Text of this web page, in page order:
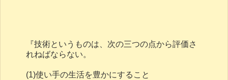
『技術というものは、次の三つの点から評価さ
れねばならない。
(1)使い手の生活を豊かにすること